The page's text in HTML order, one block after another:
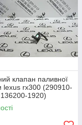
клапан паливної
lexus rx300 (290910-
1920)